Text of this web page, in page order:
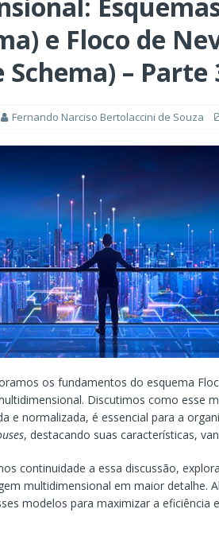
Foundry: quando rotear intenção é melhor
como criar rápido sem abandonar arquitetura
e Floco de
– Parte
Fernando Narciso Bertolaccini de Souza
os fundamentos do esquema
Discutimos como esse
e normalizada, é essencial para a
, destacando suas características,
continuidade a essa discussão,
multidimensional em maior detalhe.
modelos para maximizar a eficiência